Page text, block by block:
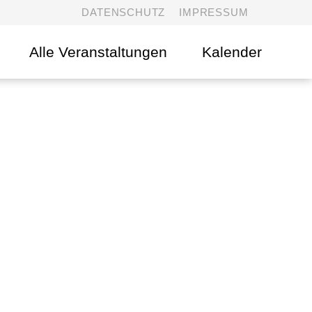
DATENSCHUTZ IMPRESSUM
Alle Veranstaltungen Kalender